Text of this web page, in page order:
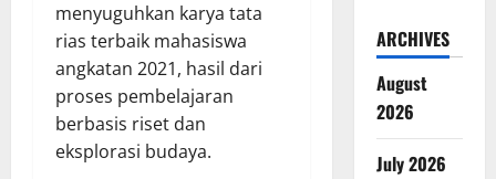
menyuguhkan karya tata
rias terbaik mahasiswa
angkatan 2021, hasil dari
proses pembelajaran
berbasis riset dan
eksplorasi budaya.
ARCHIVES
August
2026
July 2026